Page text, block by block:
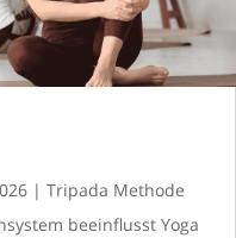
| Tripada Methode
beeinflusst Yoga